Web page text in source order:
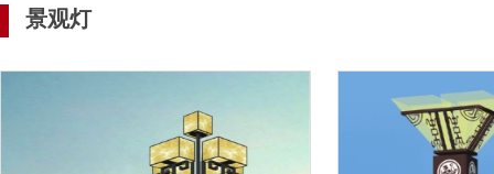
景观灯